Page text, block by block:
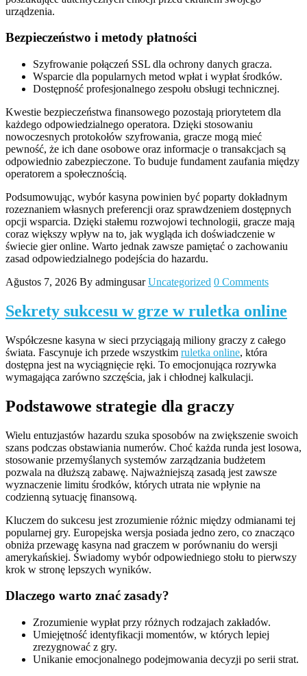
urządzenia.
Bezpieczeństwo i metody płatności
Szyfrowanie połączeń SSL dla ochrony danych gracza.
Wsparcie dla popularnych metod wpłat i wypłat środków.
Dostępność profesjonalnego zespołu obsługi technicznej.
Kwestie bezpieczeństwa finansowego pozostają priorytetem dla
każdego odpowiedzialnego operatora. Dzięki stosowaniu
nowoczesnych protokołów szyfrowania, gracze mogą mieć
pewność, że ich dane osobowe oraz informacje o transakcjach są
odpowiednio zabezpieczone. To buduje fundament zaufania między
operatorem a społecznością.
Podsumowując, wybór kasyna powinien być poparty dokładnym
rozeznaniem własnych preferencji oraz sprawdzeniem dostępnych
opcji wsparcia. Dzięki stałemu rozwojowi technologii, gracze mają
coraz większy wpływ na to, jak wygląda ich doświadczenie w
świecie gier online. Warto jednak zawsze pamiętać o zachowaniu
zasad odpowiedzialnego podejścia do hazardu.
Ağustos 7, 2026 By admingusar Uncategorized 0 Comments
Sekrety sukcesu w grze w ruletka online
Współczesne kasyna w sieci przyciągają miliony graczy z całego
świata. Fascynuje ich przede wszystkim ruletka online, która
dostępna jest na wyciągnięcie ręki. To emocjonująca rozrywka
wymagająca zarówno szczęścia, jak i chłodnej kalkulacji.
Podstawowe strategie dla graczy
Wielu entuzjastów hazardu szuka sposobów na zwiększenie swoich
szans podczas obstawiania numerów. Choć każda runda jest losowa,
stosowanie przemyślanych systemów zarządzania budżetem
pozwala na dłuższą zabawę. Najważniejszą zasadą jest zawsze
wyznaczenie limitu środków, których utrata nie wpłynie na
codzienną sytuację finansową.
Kluczem do sukcesu jest zrozumienie różnic między odmianami tej
popularnej gry. Europejska wersja posiada jedno zero, co znacząco
obniża przewagę kasyna nad graczem w porównaniu do wersji
amerykańskiej. Świadomy wybór odpowiedniego stołu to pierwszy
krok w stronę lepszych wyników.
Dlaczego warto znać zasady?
Zrozumienie wypłat przy różnych rodzajach zakładów.
Umiejętność identyfikacji momentów, w których lepiej
zrezygnować z gry.
Unikanie emocjonalnego podejmowania decyzji po serii strat.